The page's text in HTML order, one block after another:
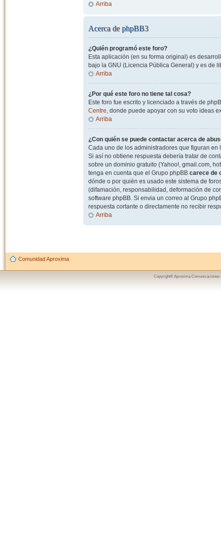
Arriba
Acerca de phpBB3
¿Quién programó este foro?
Esta aplicación (en su forma original) es
bajo la GNU (Licencia Pública General) y es de
Arriba
¿Por qué este foro no tiene tal cosa?
Este foro fue escrito y licenciado a través de
Centre, donde puede apoyar con su voto ideas
Arriba
¿Con quién se puede contactar acerca de
Cada uno de los administradores que figuran
Si así no obtiene respuesta debería tratar de
sobre un dominio gratuito (Yahoo!, gmail.com,
tenga en cuenta que el Grupo phpBB carece de
dónde o por quién es usado este sistema de
(difamación, responsabilidad, deformación de
software phpBB. Si envia un correo al Grupo
respuesta cortante o directamente no recibir
Arriba
Comunidad Aproxima
Copyright© Aproxima Comunicaciones